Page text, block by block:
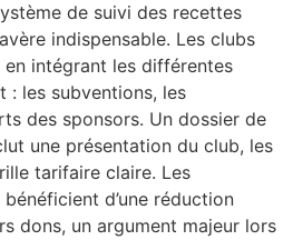
de suivi des recettes
indispensable. Les clubs
intégrant les différentes
: les subventions, les
des sponsors. Un dossier de
une présentation du club, les
tarifaire claire. Les
d’une réduction
dons, un argument majeur lors